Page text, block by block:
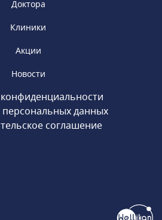
Доктора
Клиники
Акции
Новости
данных
соглашение